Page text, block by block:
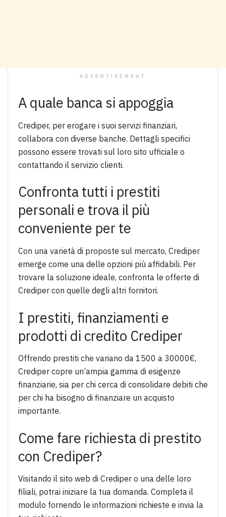
ADVERTISEMENT
A quale banca si appoggia
Crediper, per erogare i suoi servizi finanziari,
collabora con diverse banche. Dettagli specifici
possono essere trovati sul loro sito ufficiale o
contattando il servizio clienti.
Confronta tutti i prestiti
personali e trova il più
conveniente per te
Con una varietà di proposte sul mercato, Crediper
emerge come una delle opzioni più affidabili. Per
trovare la soluzione ideale, confronta le offerte di
Crediper con quelle degli altri fornitori.
I prestiti, finanziamenti e
prodotti di credito Crediper
Offrendo prestiti che variano da 1500 a 30000€,
Crediper copre un’ampia gamma di esigenze
finanziarie, sia per chi cerca di consolidare debiti che
per chi ha bisogno di finanziare un acquisto
importante.
Come fare richiesta di prestito
con Crediper?
Visitando il sito web di Crediper o una delle loro
filiali, potrai iniziare la tua domanda. Completa il
modulo fornendo le informazioni richieste e invia la